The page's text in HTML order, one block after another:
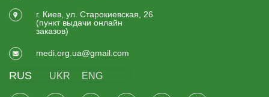
г. Киев, ул. Старокиевская, 26
(пункт выдачи онлайн
заказов)
medi.org.ua@gmail.com
RUS UKR ENG